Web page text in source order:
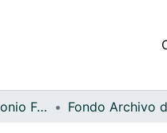
Archivo del Patrimonio Fotográfico y Fílmico del Valle del Cauca